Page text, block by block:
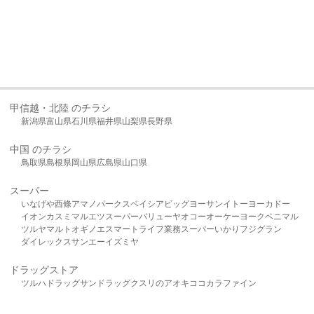
甲信越・北陸 のチラシ
新潟県富山県石川県福井県山梨県長野県
中国 のチラシ
鳥取県島根県岡山県広島県山口県
スーパー
いなげや西條アマノパークスベイシア ビッグヨーサンイトーヨーカドー
イオンカスミ マルエツスーパーバリューヤオコーオーケー ヨークベニマル
ツルヤマルト オギノ エスマート ライフ業務スーパーいかり フジグラン
ダイレックスサンエーイズミヤ
ドラッグストア
ツルハドラッグサンドラッグクスリのアオキ ココカラファイン